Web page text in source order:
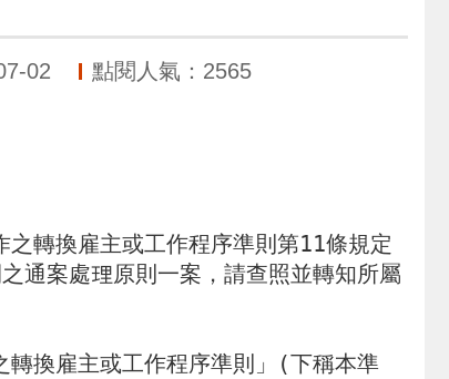
02 點閱人氣：2565
轉換雇主或工作程序準則第11條規定
通案處理原則一案，請查照並轉知所屬
轉換雇主或工作程序準則」(下稱本準